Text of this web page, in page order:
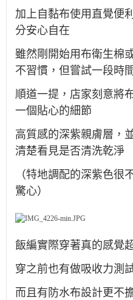
加上自黏布使用直覺便
分安心自在
雖然剛開始用布衛生棉
不習慣，但嘗試一段時
順道一提，店家刻意將
一個貼心的細節
高質感的深紫親膚層，
清楚看⾒是否清洗乾淨
（特地調配的深紫⾊很
驚⼼）
飯編實際穿著真的感覺
穿之前也有做吸收力測
而且有防⽔布設計更不